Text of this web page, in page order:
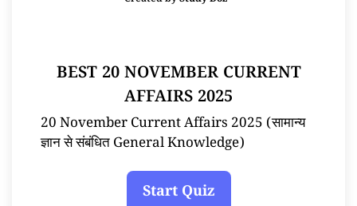
BEST 20 NOVEMBER CURRENT
AFFAIRS 2025
20 November Current Affairs 2025 (सामान्य
ज्ञान से संबंधित General Knowledge)